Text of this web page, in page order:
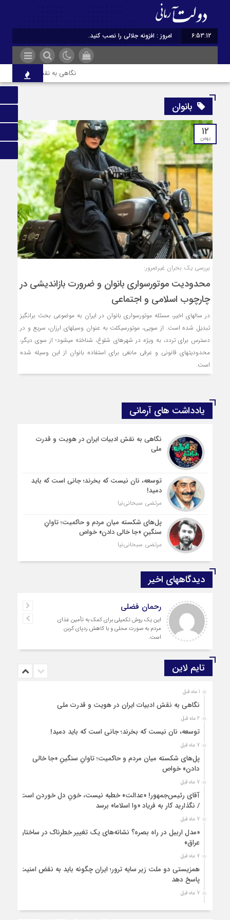
6:53:13 امروز : افزونه جلالی را نصب کنید.
نگاهی به نقش ادبیات
بانوان
۱۲
بهمن
بررسی یک بحران غیرضرور:
محدودیت موتورسواری بانوان و ضرورت بازاندیشی در
چارچوب اسلامی و اجتماعی
در سالهای اخیر، مسئله موتورسواری بانوان در ایران به موضوعی بحث برانگیز
تبدیل شده است. از سویی، موتورسیکلت به عنوان وسیلهای ارزان، سریع و در
دسترس برای تردد، به ویژه در شهرهای شلوغ، شناخته میشود؛ از سوی دیگر،
محدودیتهای قانونی و عرفی مانعی برای استفاده بانوان از این وسیله شده
است.
یادداشت های آرمانی
نگاهی به نقش ادبیات ایران در هویت و قدرت
ملی
توسعه، نان نیست که بخرند؛ جانی است که باید
دمید!
مرتضی سبحانی‌نیا
پل‌های شکسته میان مردم و حاکمیت؛ تاوانِ
سنگینِ «جا خالی دادن» خواص
مرتضی سبحانی‌نیا
دیدگاههای اخیر
رحمان فضلی
این یک روش تکمیلی برای کمک به تأمین غذای
مردم به صورت محلی و با کاهش ردپای کربن
است.
تایم لاین
1 ماه قبل
نگاهی به نقش ادبیات ایران در هویت و قدرت ملی
2 ماه قبل
توسعه، نان نیست که بخرند؛ جانی است که باید دمید!
7 ماه قبل
پل‌های شکسته میان مردم و حاکمیت؛ تاوانِ سنگینِ «جا خالی
دادن» خواص
7 ماه قبل
آقای رئیس‌جمهور! «عدالت» خطبه نیست، خونِ دل خوردن است
/ نگذارید کار به فریاد «وا اسلاما» برسد
7 ماه قبل
«مدل اربیل در راه بصره؟ نشانه‌های یک تغییر خطرناک در ساختار
عراق»
7 ماه قبل
همزیستی دو ملت زیر سایه ترور؛ ایران چگونه باید به نقض امنیت
پاسخ دهد
7 ماه قبل